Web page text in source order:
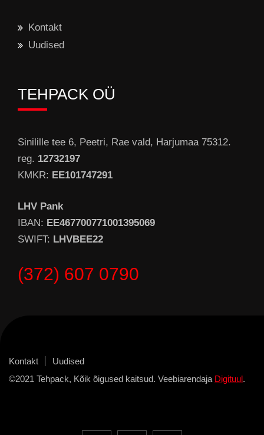
Kontakt
Uudised
TEHPACK OÜ
Sinilille tee 6, Peetri, Rae vald, Harjumaa 75312.
reg. 12732197
KMKR: EE101747291
LHV Pank
IBAN: EE467700771001395069
SWIFT: LHVBEE22
(372) 607 0790
Kontakt
Uudised
©2021 Tehpack, Kõik õigused kaitsud. Veebiarendaja Digituul.